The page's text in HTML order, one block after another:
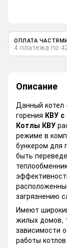
ОПЛАТА
4 платежа по
Описание
Данный котел
горения КВУ с
Котлы КВУ
режиме в
бункером для
быть
загрязнению
Имеют
жилых домов,
зависимости
работы котлов